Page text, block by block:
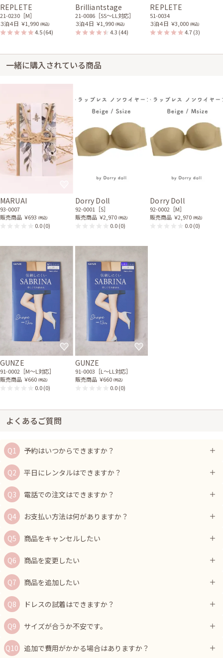
30代前半 2021/12/26
結婚式 (友人として)
サイズはぴったりで、丈はひざ丈でした。 以前と同じものを利用しまし
た。 着用しやすかったです。 手書きのメッセージが入っていて心がほっこ
りしました。 お客さん一人一人を大事にしているのが伝わりました。 あり
REPLETE
21-0230［M］
３泊４日 ￥1,990 (税込)
4.5(64)
Brilliantstage
21-0086［SS〜LL対応］
３泊４日 ￥1,990 (税込)
4.3 (44)
REPLETE
51-0034
３泊４日 ￥3,000 (税込)
4.7(3)
一緒に購入されている商品
MARUAI
93-0007
販売商品 ￥693 (税込)
0.0(0)
Dorry Doll
92-0001［S］
販売商品 ￥2,970 (税込)
0.0(0)
Dorry Doll
92-0002［M］
販売商品 ￥2,970 (税込)
0.0(0)
GUNZE
91-0002［M〜L対応］
販売商品 ￥660 (税込)
0.0(0)
GUNZE
91-0003［L〜LL対応］
販売商品 ￥660 (税込)
0.0(0)
よくあるご質問
予約はいつからできますか？
平日にレンタルはできますか？
電話での注文はできますか？
お支払い方法は何がありますか？
商品をキャンセルしたい
商品を変更したい
商品を追加したい
ドレスの試着はできますか？
サイズが合うか不安です。
追加で費用がかかる場合はありますか？